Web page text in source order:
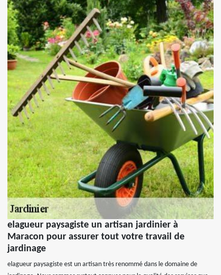
elagueur paysagiste un artisan jardinier à
Maracon pour assurer tout votre travail de
jardinage
elagueur paysagiste est un artisan très renommé dans le domaine de